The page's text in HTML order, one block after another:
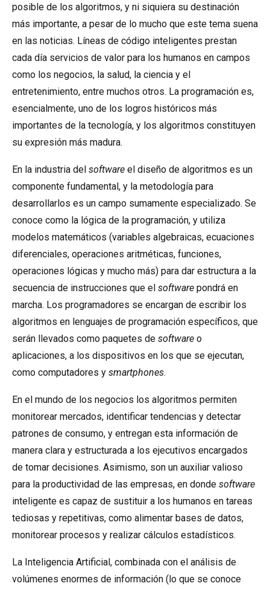
posible de los algoritmos, y ni siquiera su destinación
más importante, a pesar de lo mucho que este tema suena
en las noticias. Líneas de código inteligentes prestan
cada día servicios de valor para los humanos en campos
como los negocios, la salud, la ciencia y el
entretenimiento, entre muchos otros. La programación es,
esencialmente, uno de los logros históricos más
importantes de la tecnología, y los algoritmos constituyen
su expresión más madura.
En la industria del software el diseño de algoritmos es un
componente fundamental, y la metodología para
desarrollarlos es un campo sumamente especializado. Se
conoce como la lógica de la programación, y utiliza
modelos matemáticos (variables algebraicas, ecuaciones
diferenciales, operaciones aritméticas, funciones,
operaciones lógicas y mucho más) para dar estructura a la
secuencia de instrucciones que el software pondrá en
marcha. Los programadores se encargan de escribir los
algoritmos en lenguajes de programación específicos, que
serán llevados como paquetes de software o
aplicaciones, a los dispositivos en los que se ejecutan,
como computadores y smartphones.
En el mundo de los negocios los algoritmos permiten
monitorear mercados, identificar tendencias y detectar
patrones de consumo, y entregan esta información de
manera clara y estructurada a los ejecutivos encargados
de tomar decisiones. Asimismo, son un auxiliar valioso
para la productividad de las empresas, en donde software
inteligente es capaz de sustituir a los humanos en tareas
tediosas y repetitivas, como alimentar bases de datos,
monitorear procesos y realizar cálculos estadísticos.
La Inteligencia Artificial, combinada con el análisis de
volúmenes enormes de información (lo que se conoce